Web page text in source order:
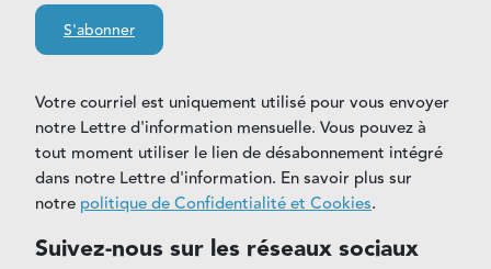
S'abonner
Votre courriel est uniquement utilisé pour vous envoyer
notre Lettre d'information mensuelle. Vous pouvez à
tout moment utiliser le lien de désabonnement intégré
dans notre Lettre d'information. En savoir plus sur
notre politique de Confidentialité et Cookies.
Suivez-nous sur les réseaux sociaux